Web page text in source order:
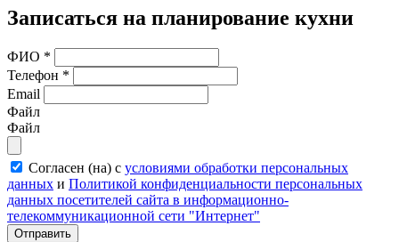
Записаться на планирование кухни
ФИО *
Телефон *
Email
Файл
Файл
Согласен (на) с условиями обработки персональных
данных и Политикой конфиденциальности персональных
данных посетителей сайта в информационно-
телекоммуникационной сети "Интернет"
Отправить